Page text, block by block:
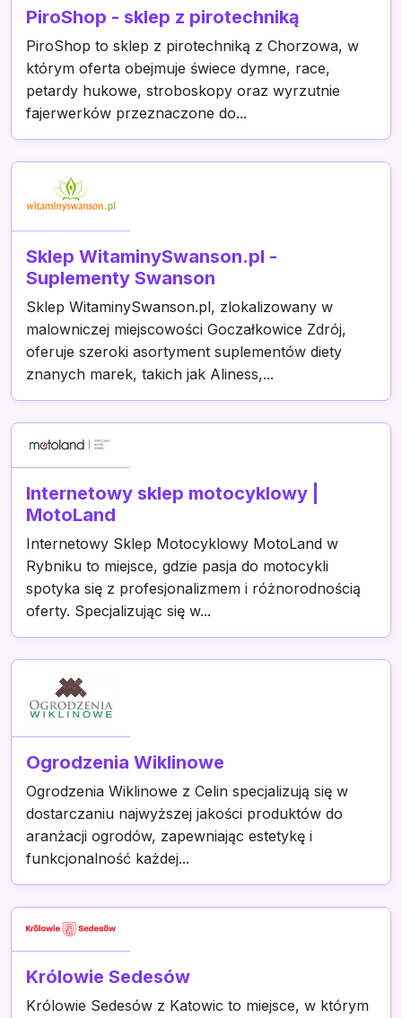
PiroShop - sklep z pirotechniką
PiroShop to sklep z pirotechniką z Chorzowa, w
którym oferta obejmuje świece dymne, race,
petardy hukowe, stroboskopy oraz wyrzutnie
fajerwerków przeznaczone do...
Sklep WitaminySwanson.pl -
Suplementy Swanson
Sklep WitaminySwanson.pl, zlokalizowany w
malowniczej miejscowości Goczałkowice Zdrój,
oferuje szeroki asortyment suplementów diety
znanych marek, takich jak Aliness,...
Internetowy sklep motocyklowy |
MotoLand
Internetowy Sklep Motocyklowy MotoLand w
Rybniku to miejsce, gdzie pasja do motocykli
spotyka się z profesjonalizmem i różnorodnością
oferty. Specjalizując się w...
Ogrodzenia Wiklinowe
Ogrodzenia Wiklinowe z Celin specjalizują się w
dostarczaniu najwyższej jakości produktów do
aranżacji ogrodów, zapewniając estetykę i
funkcjonalność każdej...
Królowie Sedesów
Królowie Sedesów z Katowic to miejsce, w którym